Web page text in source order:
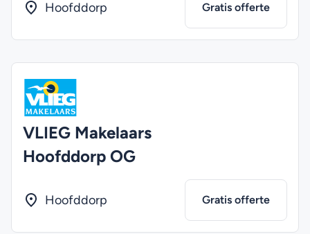
Hoofddorp Gratis offerte
VLIEG Makelaars
Hoofddorp OG
Hoofddorp Gratis offerte